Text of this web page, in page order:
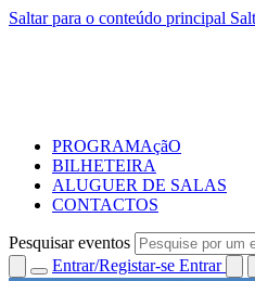
Saltar para o conteúdo principal
PROGRAMAçãO
BILHETEIRA
ALUGUER DE SALAS
CONTACTOS
Pesquisar eventos
Entrar/Registar-se Entrar